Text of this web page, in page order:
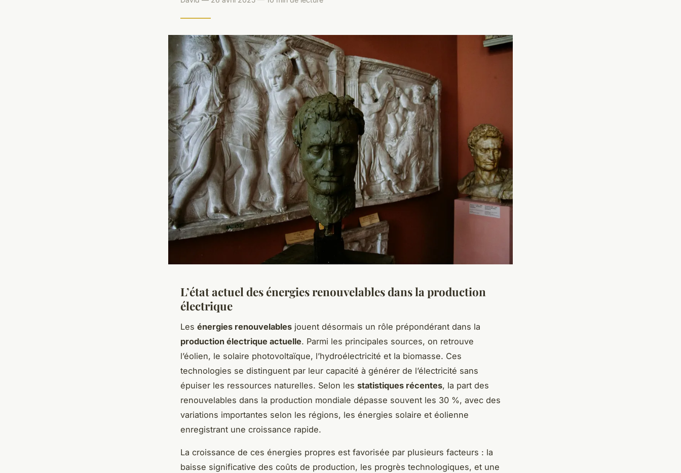
L’état actuel des énergies renouvelables dans la production
électrique
Les énergies renouvelables jouent désormais un rôle prépondérant dans la
production électrique actuelle. Parmi les principales sources, on retrouve
l’éolien, le solaire photovoltaïque, l’hydroélectricité et la biomasse. Ces
technologies se distinguent par leur capacité à générer de l’électricité sans
épuiser les ressources naturelles. Selon les statistiques récentes, la part des
renouvelables dans la production mondiale dépasse souvent les 30 %, avec des
variations importantes selon les régions, les énergies solaire et éolienne
enregistrant une croissance rapide.
La croissance de ces énergies propres est favorisée par plusieurs facteurs : la
baisse significative des coûts de production, les progrès technologiques, et une